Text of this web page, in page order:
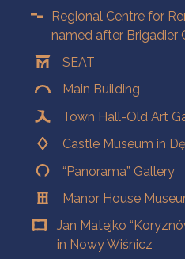
Regional Centre for
named after Brigadier
SEAT
Main Building
Town Hall-Old Art
Castle Museum in
“Panorama” Gallery
Manor House
Jan Matejko
in Nowy Wiśnicz